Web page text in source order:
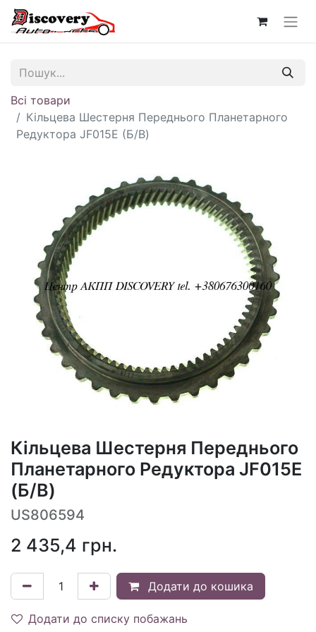
Всі товари
Кільцева Шестерня Переднього Планетарного
Редуктора JF015E (Б/В)
Кільцева Шестерня Переднього
Планетарного Редуктора JF015E
(Б/В)
US806594
2 435,4 грн.
Додати до кошика
Додати до списку побажань